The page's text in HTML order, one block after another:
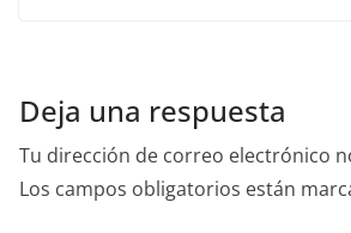
Deja una respuesta
Tu dirección de correo electrónico
Los campos obligatorios están